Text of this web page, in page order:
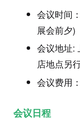
会议时间
展会前夕)
会议地址:
店地点另
会议费用
会议日程